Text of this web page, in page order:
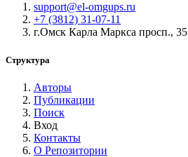
support@el-omgups.ru
+7 (3812) 31-07-11
г.Омск Карла Маркса просп., 35
Структура
Авторы
Публикации
Поиск
Вход
Контакты
О Репозитории